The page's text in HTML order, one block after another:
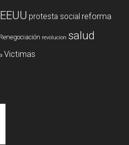
protesta social reforma
Renegociación revolucion salud
Victimas